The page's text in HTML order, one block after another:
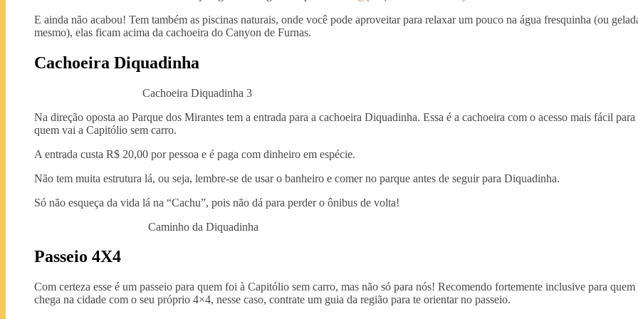
E ainda não acabou! Tem também as piscinas naturais, onde você pode aproveitar para relaxar um pouco na água fresquinha (ou
mesmo), elas ficam acima da cachoeira do Canyon de Furnas.
Cachoeira Diquadinha
Cachoeira Diquadinha 3
Na direção oposta ao Parque dos Mirantes tem a entrada para a cachoeira Diquadinha. Essa é a cachoeira com o acesso mais fácil para
quem vai a Capitólio sem carro.
A entrada custa R$ 20,00 por pessoa e é paga com dinheiro em espécie.
Não tem muita estrutura lá, ou seja, lembre-se de usar o banheiro e comer no parque antes de seguir para Diquadinha.
Só não esqueça da vida lá na “Cachu”, pois não dá para perder o ônibus de volta!
Caminho da Diquadinha
Passeio 4X4
Com certeza esse é um passeio para quem foi à Capitólio sem carro, mas não só para nós! Recomendo fortemente inclusive para quem
chega na cidade com o seu próprio 4×4, nesse caso, contrate um guia da região para te orientar no passeio.